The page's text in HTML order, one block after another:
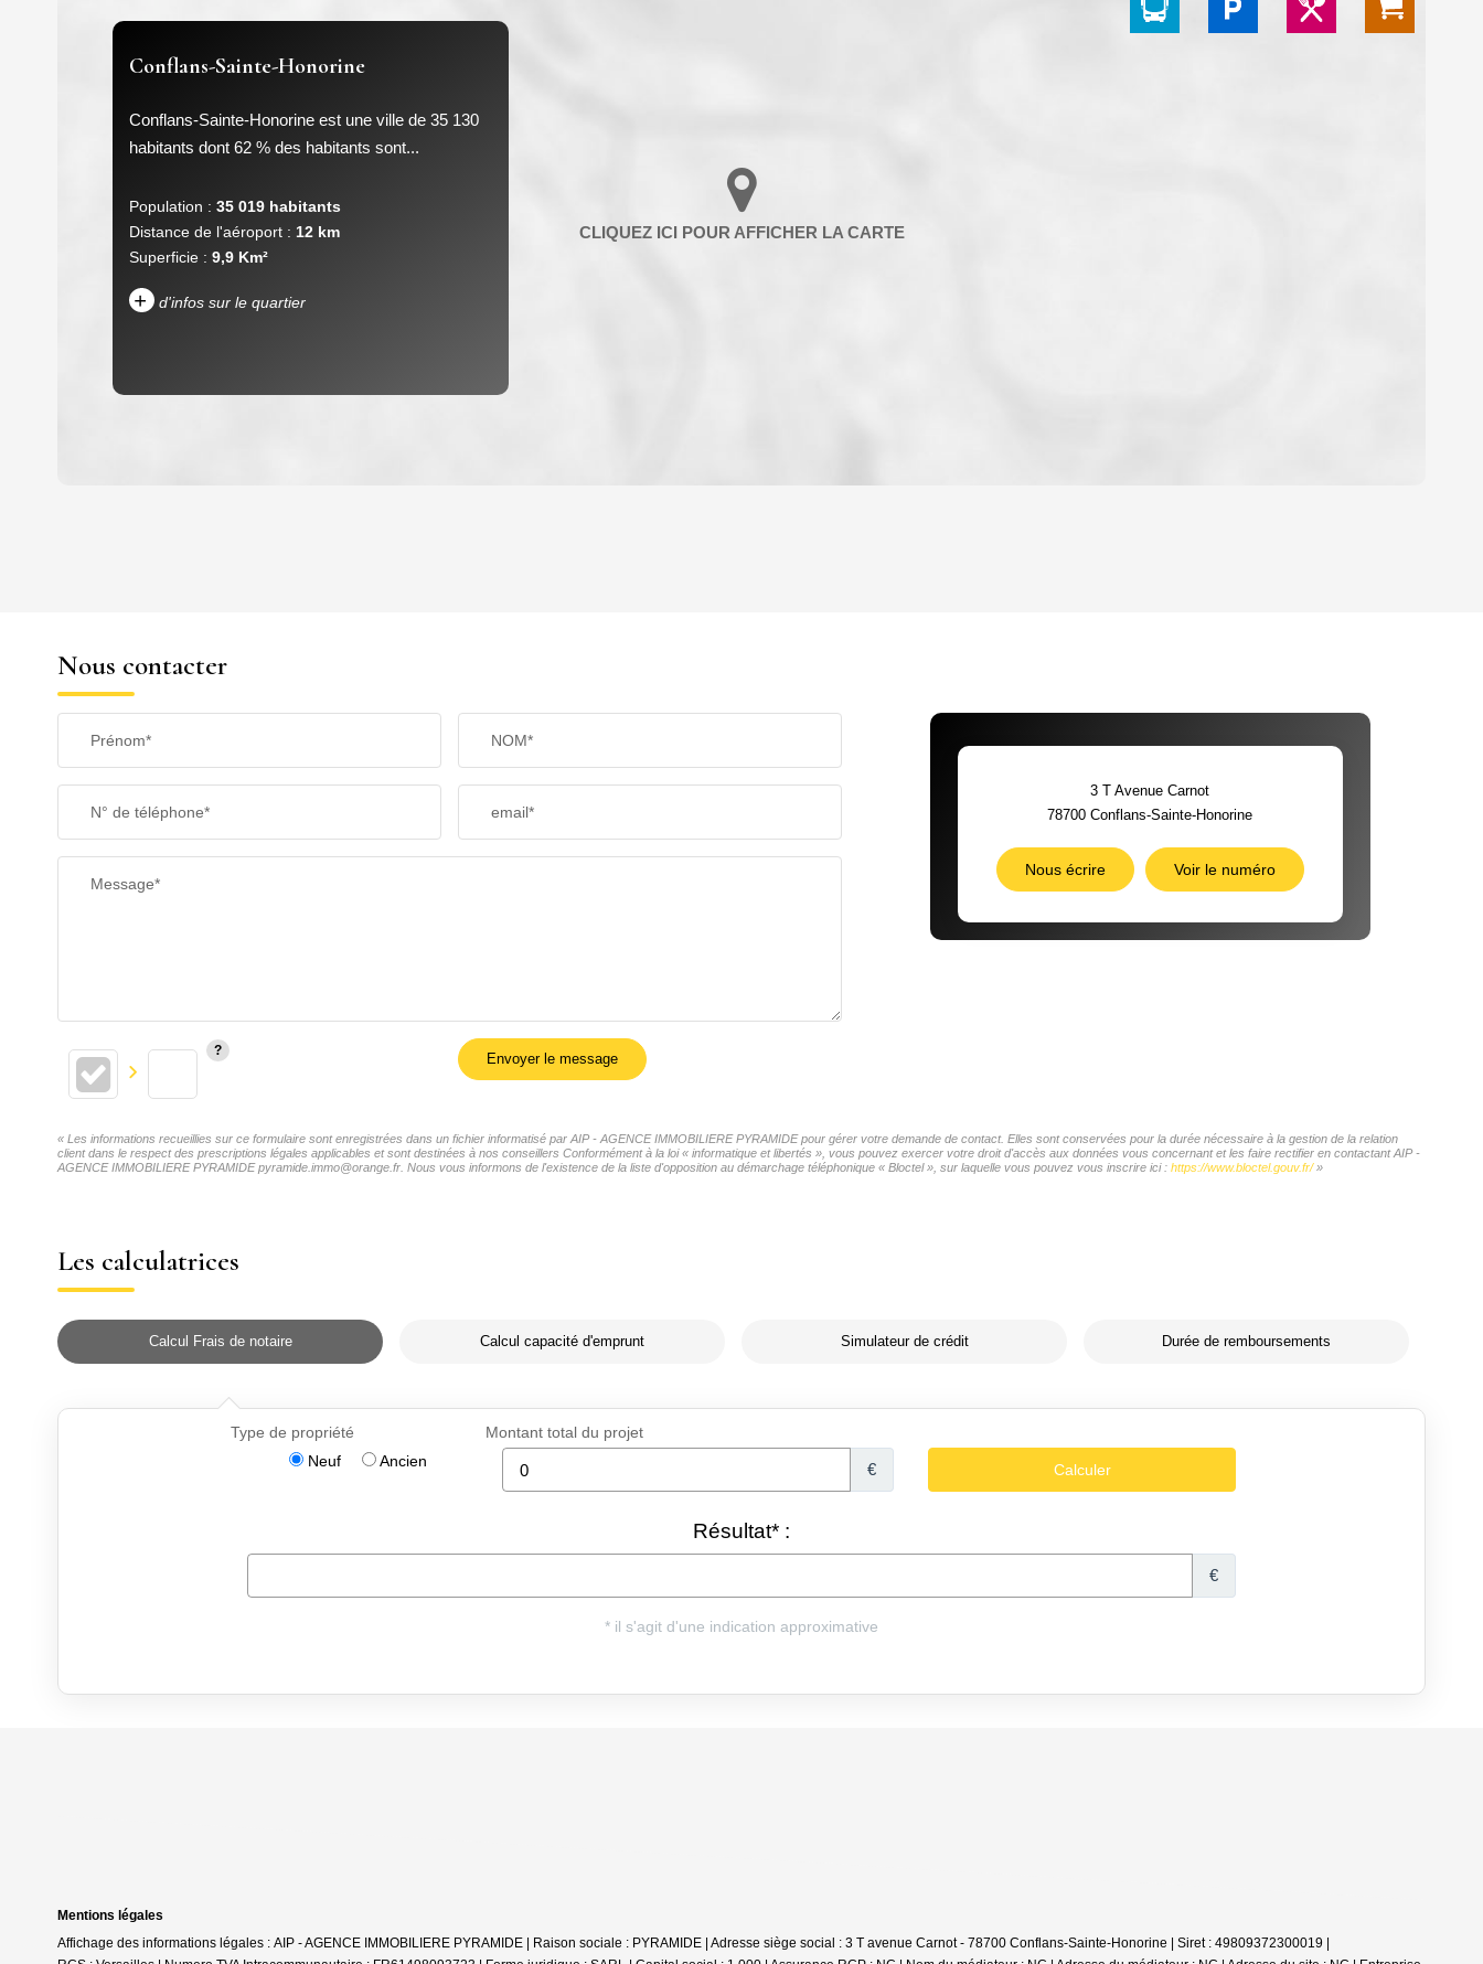
Conflans-Sainte-Honorine
Conflans-Sainte-Honorine est une ville de 35 130
habitants dont 62 % des habitants sont...
Population : 35 019 habitants
Distance de l'aéroport : 12 km
Superficie : 9,9 Km²
+ d'infos sur le quartier
TAXE FONCIÈRE
SUPERFICIE : ECOLES ET CRÈCHES
RESTAURANTS ET CAFÉS COMMERCES
Nous contacter
Prénom* NOM*
N° de téléphone* email*
Message*
Envoyer le message
3 T Avenue Carnot
78700Conflans-Sainte-Honorine
Nous écrire Voir le numéro
« Les informations recueillies sur ce formulaire sont enregistrées dans un fichier informatisé par AIP - AGENCE IMMOBILIERE PYRAMIDE pour gérer votre demande de contact. Elles sont conservées pour la durée nécessaire à la gestion de la relation
client dans le respect des prescriptions légales applicables et sont destinées à nos conseillers Conformément à la loi « informatique et libertés », vous pouvez exercer votre droit d'accès aux données vous concernant et les faire rectifier en contactant AIP -
AGENCE IMMOBILIERE PYRAMIDE pyramide.immo@orange.fr. Nous vous informons de l'existence de la liste d'opposition au démarchage téléphonique « Bloctel », sur laquelle vous pouvez vous inscrire ici : https://www.bloctel.gouv.fr/»
Les calculatrices
Calcul Frais de notaire Calcul capacité d'emprunt Simulateur de crédit Durée de remboursements
Mentions légales
Affichage des informations légales : AIP - AGENCE IMMOBILIERE PYRAMIDE | Raison sociale : PYRAMIDE | Adresse siège social : 3 T avenue Carnot - 78700 Conflans-Sainte-Honorine | Siret : 49809372300019 |